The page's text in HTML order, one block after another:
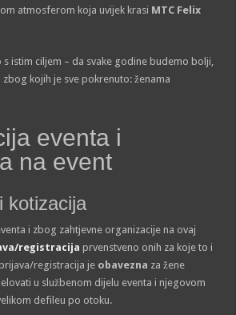
atmosferom koja uvijek krasi MTC Felix
s istim ciljem – da svake godine budemo bolji,
kojih je sve pokrenuto: ženama
eventa i
na event
kotizacija
i zbog zahtjevne organizacije na ovaj
registracija prvenstveno onih za koje to i
registracija je obavezna za žene
u službenom dijelu eventa i njegovom
defileu po otoku.